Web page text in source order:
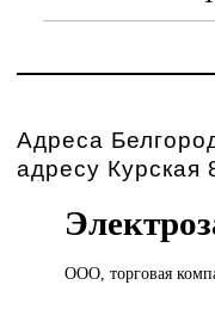
Адреса
адресу Курская
ООО, торговая